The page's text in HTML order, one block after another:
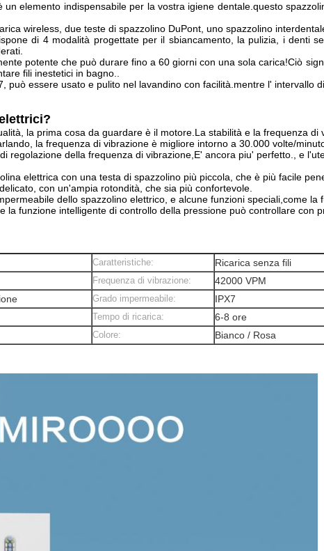
elemento indispensabile per la vostra igiene dentale.questo
wireless, due teste di spazzolino DuPont, uno spazzolino
di 4 modalità progettate per il sbiancamento, la pulizia, i denti
potente che può durare fino a 60 giorni con una sola carica!Ciò
fili inestetici in bagno..
può essere usato e pulito nel lavandino con facilità.mentre l' intervallo
la prima cosa da guardare è il motore.La stabilità e la frequenza
la frequenza di vibrazione è migliore intorno a 30.000 volte/
regolazione della frequenza di vibrazione,E' ancora piu' perfetto., e
elettrica con una testa di spazzolino più piccola, che è più facile
con un'ampia rotondità, che sia più confortevole.
dello spazzolino elettrico, e alcune funzioni speciali,come la
funzione intelligente di controllo della pressione può controllare con
Caratteristiche: Ricarica senza fili
Frequenza di vibrazione: 42000 VPM
Grado impermeabile: IPX7
Tempo di ricarica: 6-8 ore
Colore: Bianco / Rosa